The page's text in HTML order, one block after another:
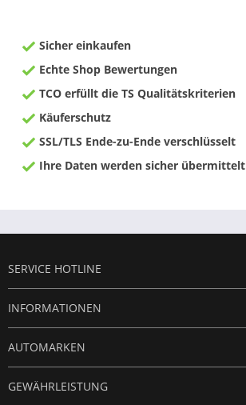
Sicher einkaufen
Echte Shop Bewertungen
TCO erfüllt die TS Qualitätskriterien
Käuferschutz
SSL/TLS Ende-zu-Ende verschlüsselt
Ihre Daten werden sicher übermittelt
SERVICE HOTLINE
INFORMATIONEN
AUTOMARKEN
GEWÄHRLEISTUNG